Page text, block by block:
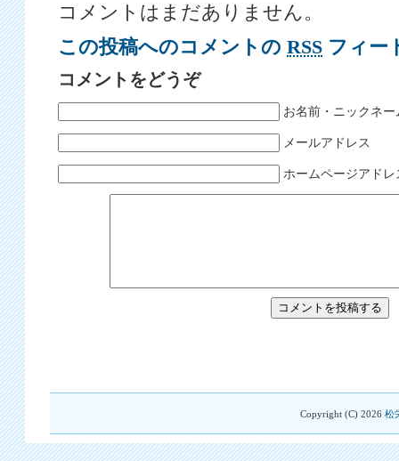
コメントはまだありません。
この投稿へのコメントの RSS フィー
コメントをどうぞ
お名前・ニックネー
メールアドレス
ホームページアドレ
Copyright (C) 2026 松